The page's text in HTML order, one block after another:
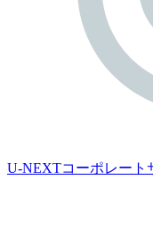
U-NEXTコーポレート